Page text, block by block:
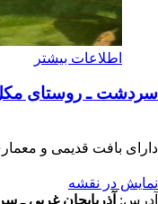
اطلاعات بیشتر
سردشت ـ روستای مکل
دارای بافت قدیمی و
نمایش در نقشه
آدرس: آذربایجان غربی